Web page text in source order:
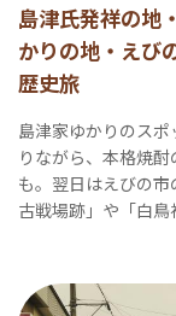
島津氏発祥の地
かりの地・えび
歴史旅
島津家ゆかりのスポ
りながら、本格焼
も。翌日はえびの
古戦場跡」や「白鳥